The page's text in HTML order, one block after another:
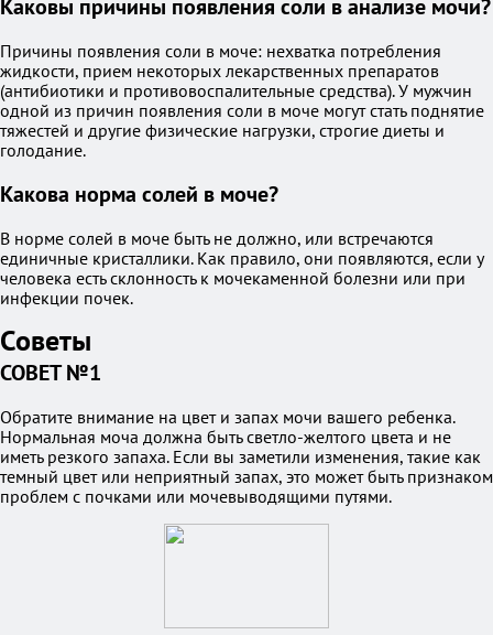
Каковы причины появления соли в анализе мочи?
Причины появления соли в моче: нехватка потребления
жидкости, прием некоторых лекарственных препаратов
(антибиотики и противовоспалительные средства). У мужчин
одной из причин появления соли в моче могут стать поднятие
тяжестей и другие физические нагрузки, строгие диеты и
голодание.
Какова норма солей в моче?
В норме солей в моче быть не должно, или встречаются
единичные кристаллики. Как правило, они появляются, если у
человека есть склонность к мочекаменной болезни или при
инфекции почек.
Советы
СОВЕТ №1
Обратите внимание на цвет и запах мочи вашего ребенка.
Нормальная моча должна быть светло-желтого цвета и не
иметь резкого запаха. Если вы заметили изменения, такие как
темный цвет или неприятный запах, это может быть признаком
проблем с почками или мочевыводящими путями.